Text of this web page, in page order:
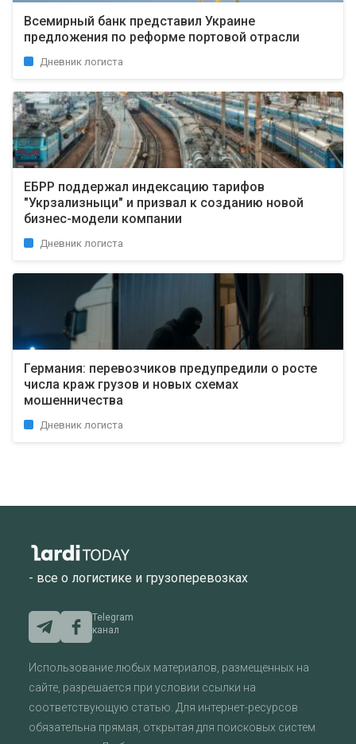
Всемирный банк представил Украине
предложения по реформе портовой отрасли
Дневник логиста
ЕБРР поддержал индексацию тарифов
"Укрзализныци" и призвал к созданию новой
бизнес-модели компании
Дневник логиста
Германия: перевозчиков предупредили о росте
числа краж грузов и новых схемах
мошенничества
Дневник логиста
- все о логистике и грузоперевозках
Telegram
канал
Использование любых материалов, размещенных на
сайте, разрешается при условии ссылки на
соответствующую статью. Для интернет-ресурсов
обязательна прямая, открытая для поисковых систем